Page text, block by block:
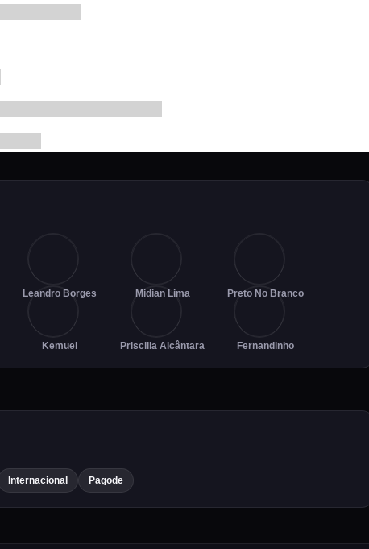
Leandro Borges Midian Lima Preto No Branco
Kemuel Priscilla Alcântara Fernandinho
Internacional Pagode